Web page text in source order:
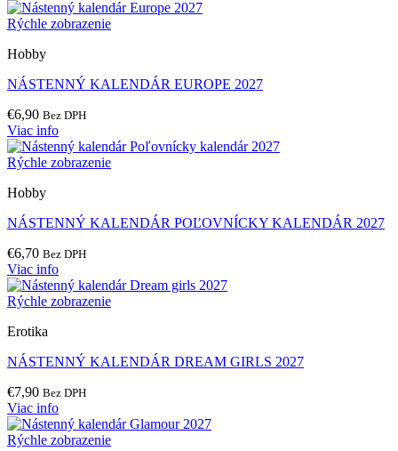
Rýchle zobrazenie
Hobby
NÁSTENNÝ KALENDÁR EUROPE 2027
€6,90 Bez DPH
Viac info
Rýchle zobrazenie
Hobby
NÁSTENNÝ KALENDÁR POĽOVNÍCKY KALENDÁR 2027
€6,70 Bez DPH
Viac info
Rýchle zobrazenie
Erotika
NÁSTENNÝ KALENDÁR DREAM GIRLS 2027
€7,90 Bez DPH
Viac info
Rýchle zobrazenie